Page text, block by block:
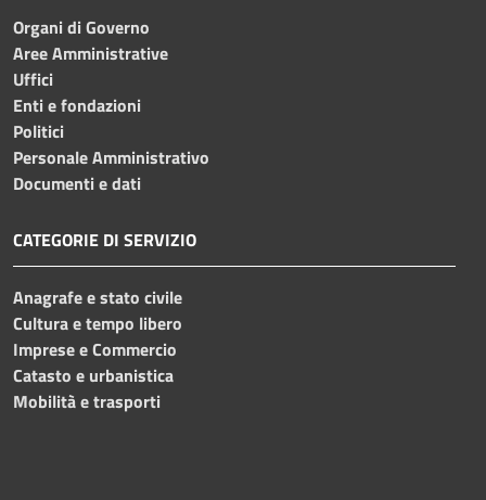
Organi di Governo
Aree Amministrative
Uffici
Enti e fondazioni
Politici
Personale Amministrativo
Documenti e dati
CATEGORIE DI SERVIZIO
Anagrafe e stato civile
Cultura e tempo libero
Imprese e Commercio
Catasto e urbanistica
Mobilità e trasporti